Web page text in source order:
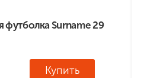
футболка Surname 29
Купить